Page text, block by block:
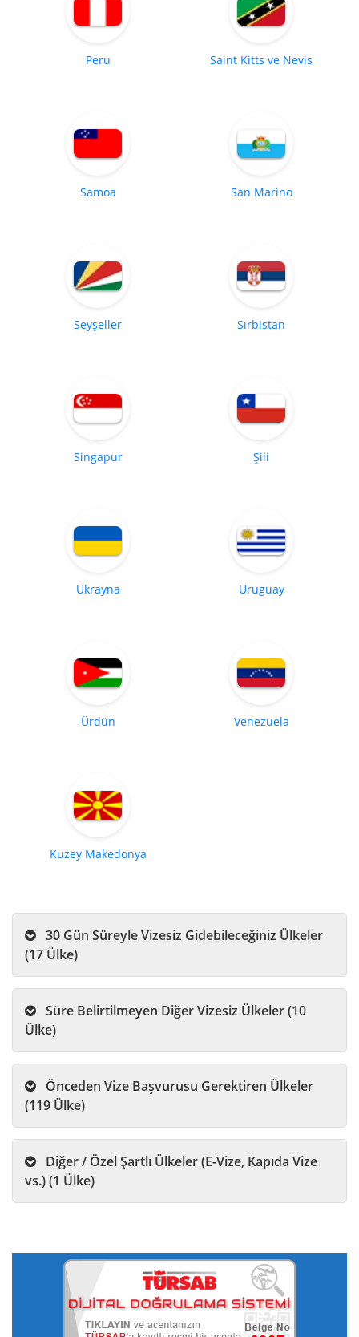
Peru Saint Kitts ve Nevis
Samoa San Marino
Seyşeller Sırbistan
Singapur Şili
Ukrayna Uruguay
Ürdün Venezuela
Kuzey Makedonya
(17 Ülke)
Ülke)
(119 Ülke)
vs.) (1 Ülke)